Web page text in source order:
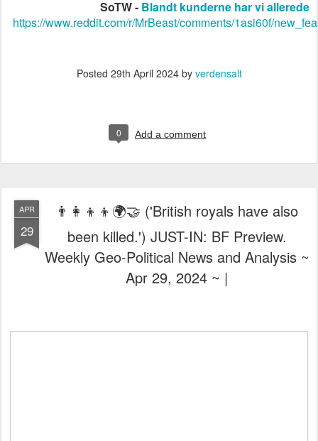
SoTW - Blandt kunderne har vi allerede
https://www.reddit.com/r/MrBeast/comments/1asi60f/
Posted 29th April 2024by verdensalt
0 Add a comment
APR
29
👨‍👩‍👦‍👦🌍🤝 ('British royals have also
been killed.') JUST-IN: BF Preview.
Weekly Geo-Political News and Analysis ~
Apr 29, 2024 ~ |